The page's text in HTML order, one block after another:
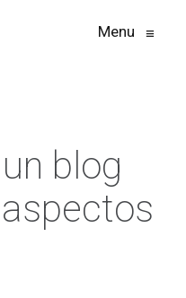
Menu ≡
blog